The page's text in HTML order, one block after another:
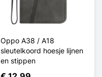
Oppo A38 / A18
sleutelkoord hoesje lijnen
en stippen